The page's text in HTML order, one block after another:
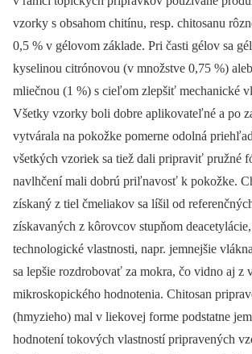
vzorky s obsahom chitínu, resp. chitosanu
0,5 % v gélovom základe. Pri časti gélov sa
kyselinou citrónovou (v množstve 0,75 %)
mliečnou (1 %) s cieľom zlepšiť mechanické
Všetky vzorky boli dobre aplikovateľné a po
vytvárala na pokožke pomerne odolná
všetkých vzoriek sa tiež dali pripraviť pružné
navlhčení mali dobrú priľnavosť k pokožke.
získaný z tiel čmeliakov sa líšil od
získavaných z kôrovcov stupňom
technologické vlastnosti, napr. jemnejšie
sa lepšie rozdrobovať za mokra, čo vidno aj z
mikroskopického hodnotenia. Chitosan
(hmyzieho) mal v liekovej forme podstatne
hodnotení tokových vlastností pripravených